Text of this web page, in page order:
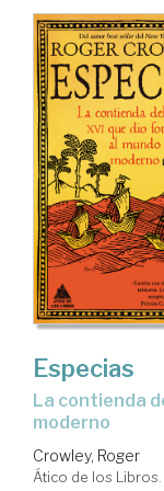
Especias
La contienda del siglo XVI que dio forma al mundo
moderno
Crowley, Roger
Ático de los